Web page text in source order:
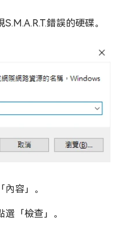
錯誤的硬碟。
容」。
「檢查」。